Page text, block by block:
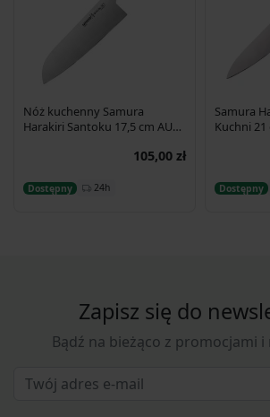
Nóż kuchenny Samura
Harakiri Santoku 17,5 cm AUS-
105,00 zł
Dostępny 24h
Dodaj do koszyka
Samura
Kuchni 21
Dostępny
Zapisz się do
Bądź na bieżąco z promocjami